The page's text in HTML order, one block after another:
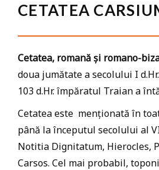
CETATEA
Cetatea, romană și romano-
doua jumătate a secolului I
103 d.Hr. împăratul Traian a
Cetatea este menționată în
până la începutul secolului al
Notitia Dignitatum, Hierocles,
Carsos. Cel mai probabil,